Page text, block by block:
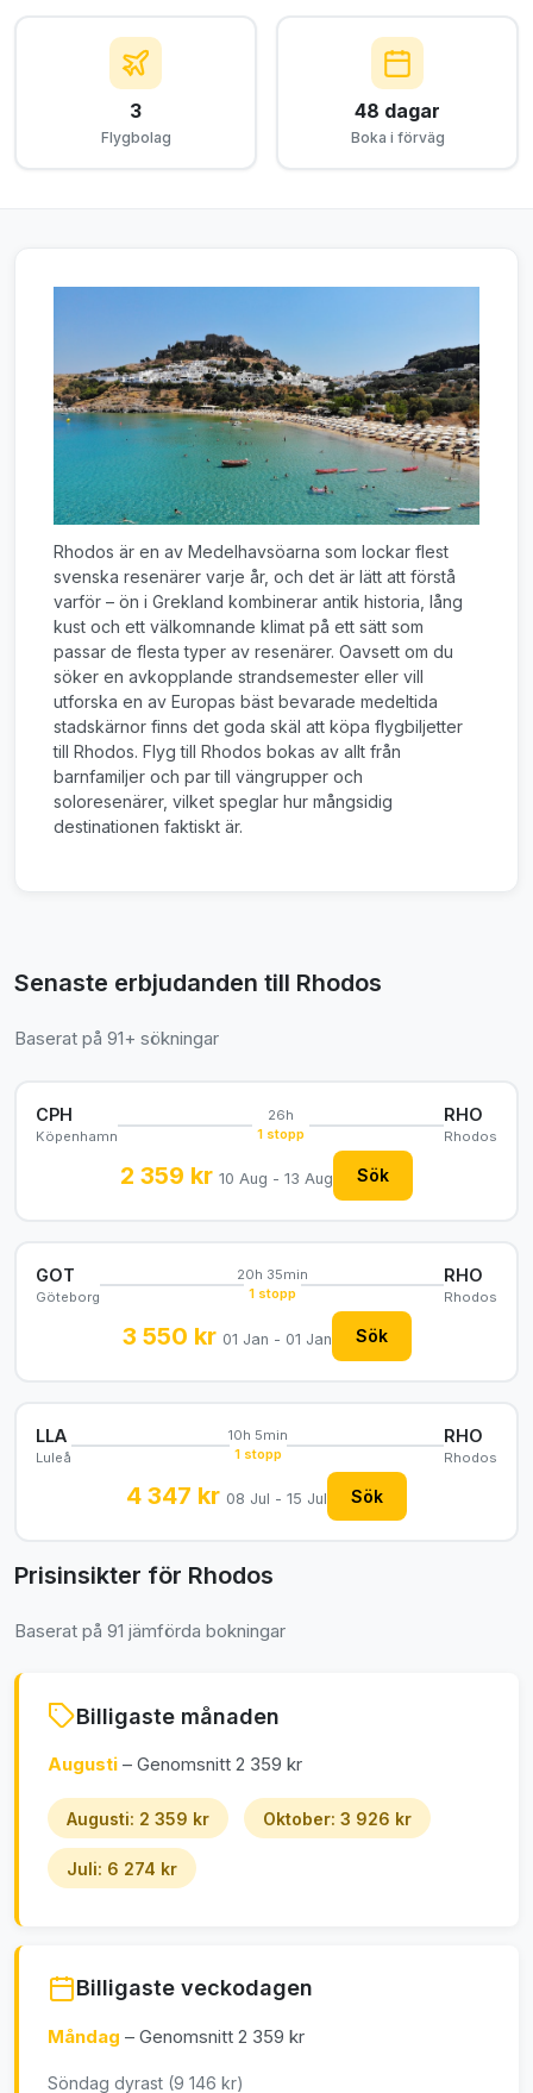
3
Flygbolag
48 dagar
Boka i förväg
Rhodos är en av Medelhavsöarna som lockar flest
svenska resenärer varje år, och det är lätt att förstå
varför – ön i Grekland kombinerar antik historia, lång
kust och ett välkomnande klimat på ett sätt som
passar de flesta typer av resenärer. Oavsett om du
söker en avkopplande strandsemester eller vill
utforska en av Europas bäst bevarade medeltida
stadskärnor finns det goda skäl att köpa flygbiljetter
till Rhodos. Flyg till Rhodos bokas av allt från
barnfamiljer och par till vängrupper och
soloresenärer, vilket speglar hur mångsidig
destinationen faktiskt är.
Senaste erbjudanden till Rhodos
Baserat på 91+ sökningar
CPH
Köpenhamn
26h
1 stopp
RHO
Rhodos
2 359 kr 10 Aug - 13 Aug Sök
GOT
Göteborg
20h 35min
1 stopp
RHO
Rhodos
3 550 kr 01 Jan - 01 Jan Sök
LLA
Luleå
10h 5min
1 stopp
RHO
Rhodos
4 347 kr 08 Jul - 15 Jul Sök
Prisinsikter för Rhodos
Baserat på 91 jämförda bokningar
Billigaste månaden
Augusti – Genomsnitt 2 359 kr
Augusti: 2 359 kr Oktober: 3 926 kr
Juli: 6 274 kr
Billigaste veckodagen
Måndag – Genomsnitt 2 359 kr
Söndag dyrast (9 146 kr)